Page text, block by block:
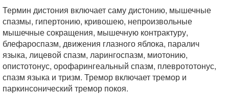
Термин дистония включает саму дистонию, мышечные
спазмы, гипертонию, кривошею, непроизвольные
мышечные сокращения, мышечную контрактуру,
блефароспазм, движения глазного яблока, паралич
языка, лицевой спазм, ларингоспазм, миотонию,
опистотонус, орофарингеальный спазм, плеврототонус,
спазм языка и тризм. Тремор включает тремор и
паркинсонический тремор покоя.